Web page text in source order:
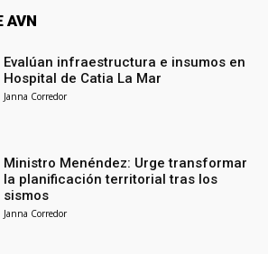
AVN
Evalúan infraestructura e insumos en
Hospital de Catia La Mar
Janna Corredor
Ministro Menéndez: Urge transformar
la planificación territorial tras los
sismos
Janna Corredor